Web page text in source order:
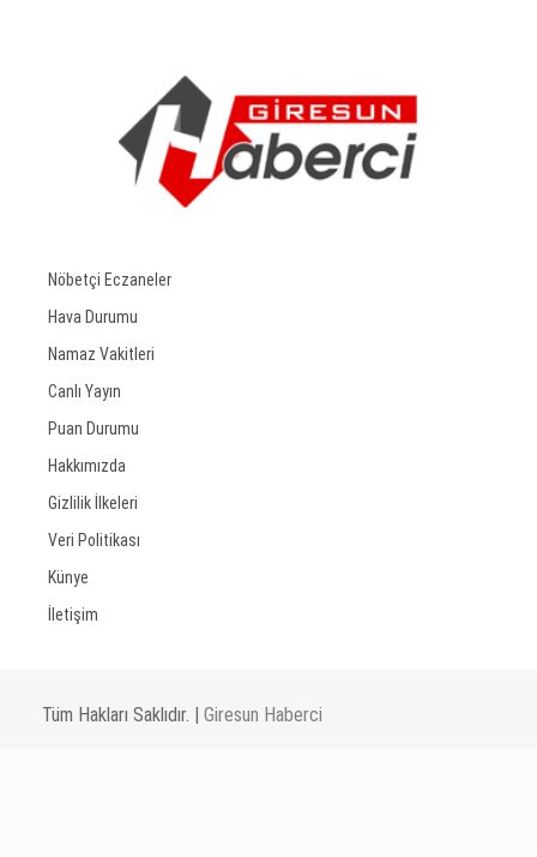
Nöbetçi Eczaneler
Hava Durumu
Namaz Vakitleri
Canlı Yayın
Puan Durumu
Hakkımızda
Gizlilik İlkeleri
Veri Politikası
Künye
İletişim
Tüm Hakları Saklıdır. | Giresun Haberci